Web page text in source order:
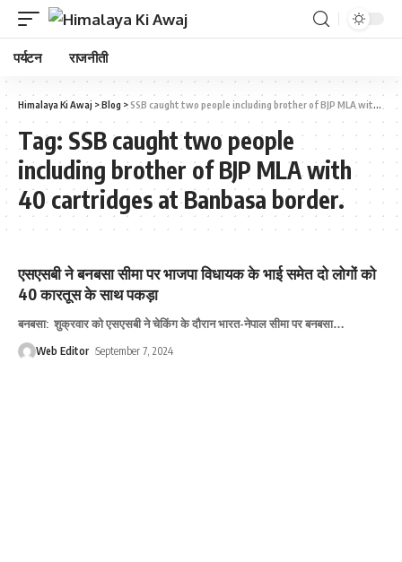
पर्यटन राजनीती
Himalaya Ki Awaj >Blog >SSB caught two people including brother of BJP MLA with 40 cartridges at Banbasa border.
Tag: SSB caught two people
including brother of BJP MLA with
40 cartridges at Banbasa border.
एसएसबी ने बनबसा सीमा पर भाजपा विधायक के भाई समेत दो लोगों को
40 कारतूस के साथ पकड़ा
बनबसा: शुक्रवार को एसएसबी ने चेकिंग के दौरान भारत-नेपाल सीमा पर बनबसा…
Web Editor September 7, 2024